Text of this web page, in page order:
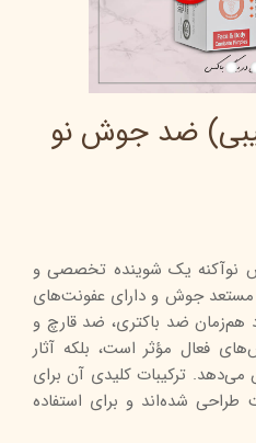
ضد جوش نو
نوآکنه یک شوینده تخصصی و
جوش و دارای عفونت‌های
هم‌زمان ضد باکتری، ضد قارچ و
فعال مؤثر است، بلکه آثار
می‌دهد. ترکیبات کلیدی آن برای
شده‌اند و برای استفاده